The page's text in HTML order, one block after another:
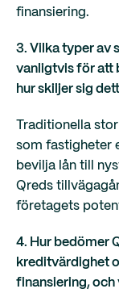
finansiering.
3. Vilka typer av
vanligtvis för att
hur skiljer sig
Traditionella
som fastigheter
bevilja lån till
Qreds
företagets
4. Hur bedömer
kreditvärdighet
finansiering, och